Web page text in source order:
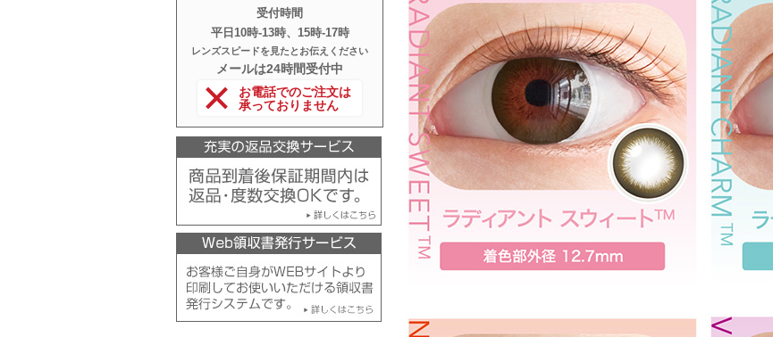
受付時間
平日10時‐13時、15時‐17時
レンズスピードを見たとお伝えください
メールは24時間受付中
お電話でのご注文は
承っておりません